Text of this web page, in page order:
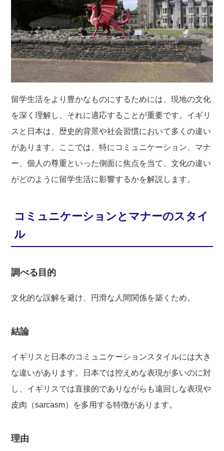
留学生活をより豊かなものにするためには、現地の文化
を深く理解し、それに適応することが重要です。イギリ
スと日本は、歴史的背景や社会習慣において多くの違い
があります。ここでは、特にコミュニケーション、マナ
ー、個人の尊重といった側面に焦点を当て、文化の違い
がどのように留学生活に影響するかを解説します。
コミュニケーションとマナーのスタイ
ル
調べる目的
文化的な誤解を避け、円滑な人間関係を築くため。
結論
イギリスと日本のコミュニケーションスタイルには大き
な違いがあります。日本では控えめな表現が多いのに対
し、イギリスでは直接的でありながらも遠回しな表現や
皮肉（sarcasm）を多用する特徴があります。
理由